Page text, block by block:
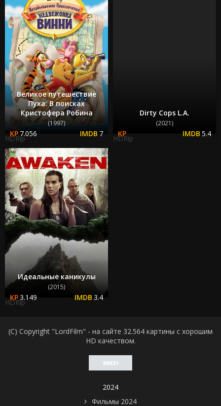
Великое путешествие
Пуха: В поисках
Кристофера Робина
(1997)
7.056 7
HDRip
Dirty Cops L.A.
(2021)
5.4
HDRip
Идеальные каникулы
(2015)
3.149 3.4
HDRip
(C) Copyright "LordFilm" - на сайте 32.564 картины с хорошим
HD качеством.
2024
Фильмы 2024